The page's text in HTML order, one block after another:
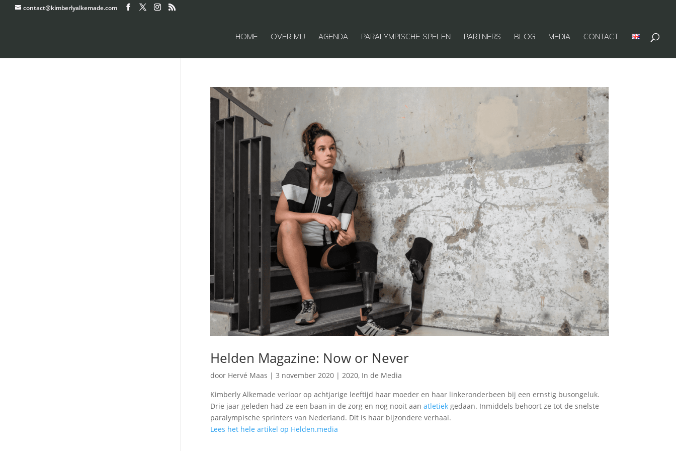
contact@kimberlyalkemade.com
HOME OVER MIJ AGENDA PARALYMPISCHE SPELEN PARTNERS BLOG MEDIA CONTACT
Helden Magazine: Now or Never
door Hervé Maas | 3 november 2020| 2020, In de Media
Kimberly Alkemade verloor op achtjarige leeftijd haar moeder en haar linkeronderbeen bij een ernstig busongeluk.
Drie jaar geleden had ze een baan in de zorg en nog nooit aan atletiekgedaan. Inmiddels behoort ze tot de snelste
paralympische sprinters van Nederland. Dit is haar bijzondere verhaal.
Lees het hele artikel op Helden.media